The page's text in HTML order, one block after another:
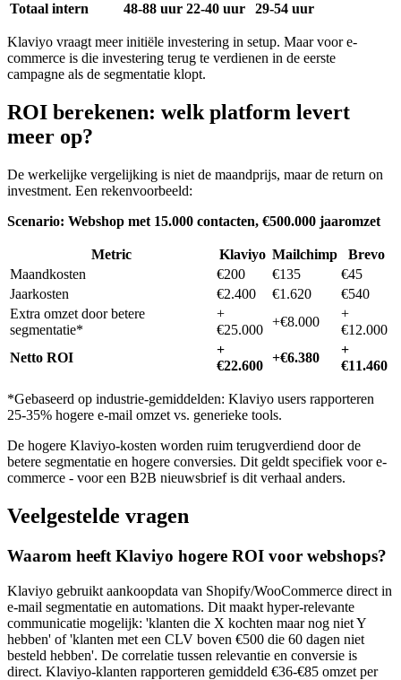
Totaal intern
48-88 uur 22-40 uur 29-54 uur
Klaviyo vraagt meer initiële investering in setup. Maar voor e-
commerce is die investering terug te verdienen in de eerste
campagne als de segmentatie klopt.
ROI berekenen: welk platform levert
meer op?
De werkelijke vergelijking is niet de maandprijs, maar de return on
investment. Een rekenvoorbeeld:
Scenario: Webshop met 15.000 contacten, €500.000 jaaromzet
Metric Klaviyo Mailchimp
Brevo
Maandkosten
€200 €135
€45
Jaarkosten
€2.400 €1.620
€540
Extra omzet door betere
segmentatie*
+
€25.000
+€8.000
+
€12.000
Netto ROI
+
€22.600
+€6.380
+
€11.460
*Gebaseerd op industrie-gemiddelden: Klaviyo users rapporteren
25-35% hogere e-mail omzet vs. generieke tools.
De hogere Klaviyo-kosten worden ruim terugverdiend door de
betere segmentatie en hogere conversies. Dit geldt specifiek voor e-
commerce - voor een B2B nieuwsbrief is dit verhaal anders.
Veelgestelde vragen
Waarom heeft Klaviyo hogere ROI voor webshops?
Klaviyo gebruikt aankoopdata van Shopify/WooCommerce direct in
e-mail segmentatie en automations. Dit maakt hyper-relevante
communicatie mogelijk: 'klanten die X kochten maar nog niet Y
hebben' of 'klanten met een CLV boven €500 die 60 dagen niet
besteld hebben'. De correlatie tussen relevantie en conversie is
direct. Klaviyo-klanten rapporteren gemiddeld €36-€85 omzet per